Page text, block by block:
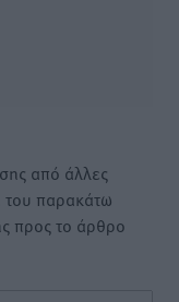
από άλλες
του παρακάτω
προς το άρθρο